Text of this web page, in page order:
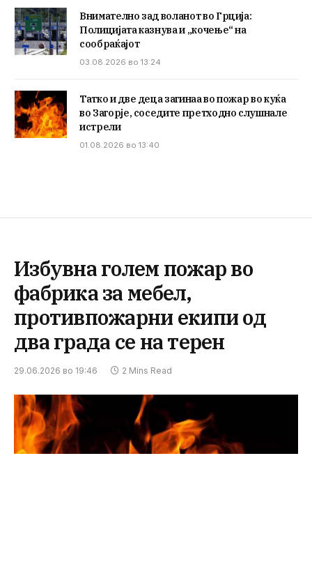
Внимателно зад воланот во Грција:
Полицијата казнува и „кочење“ на
сообраќајот
03.08.2026 во 13:24
Татко и две деца загинаа во пожар во куќа
во Загорје, соседите претходно слушнале
истрели
01.08.2026 во 13:40
Избувна голем пожар во
фабрика за мебел,
противпожарни екипи од
два града се на терен
29.06.2026 во 19:46 2 Mins Read